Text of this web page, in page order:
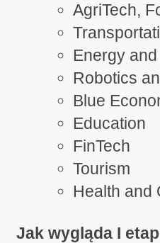
AgriTech,
Energy
Robotics
Blue
Education
FinTech
Tourism
Health and
Jak wygląda I